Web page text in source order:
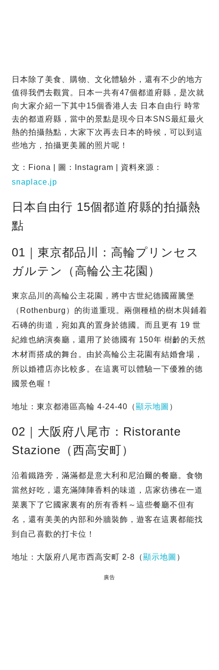
日本除了美食、購物、文化體驗外，還有不少的地方
值得我們去觀賞。日本一共有47個都道府縣，是次就
向大家介紹一下其中15個香港人去 日本自由行 時常
去的都道府縣，當中的景點是現今日本SNS最紅最火
熱的拍攝熱點，大家下次再去日本的時候，可以到這
些地方，拍攝更美麗的照片呢！
文：Fiona | 圖：Instagram | 資料來源：
snaplace.jp
日本自由行 15個都道府縣的拍攝熱
點
01｜東京都品川：高輪プリンセス
ガルテン（高輪公主花園）
東京品川的高輪公主花園，將中古世紀德國羅騰堡
（Rothenburg）的街道重現。兩側種植的樹木與鋪着
石磚的街道，宛如真的置身於德國。而且更有 19 世
紀維也納演奏廳，還用了於德國有 150年 樹齡的天然
木材而搭成的舞台。由於高輪公主花園有結婚會場，
所以婚禮店亦比較多。在這裏可以體驗一下優雅的德
國景色喔！
地址：東京都港區高輪 4-24-40（顯示地圖 ）
02｜大阪府八尾市：Ristorante
Stazione（西高安町）
沿着鐵路旁，滿滿都是意大利和尼泊爾的餐廳。食物
當然好吃，還充滿陣陣香料的味道，店家彷彿在一道
菜裏下了它國家裏有的所有香料～這些餐廳不但有
名，還有美美的內部和外牆裝飾，遊客在這裏都能找
到自己喜歡的打卡位！
地址：大阪府八尾市西高安町 2-8（顯示地圖 ）
廣告